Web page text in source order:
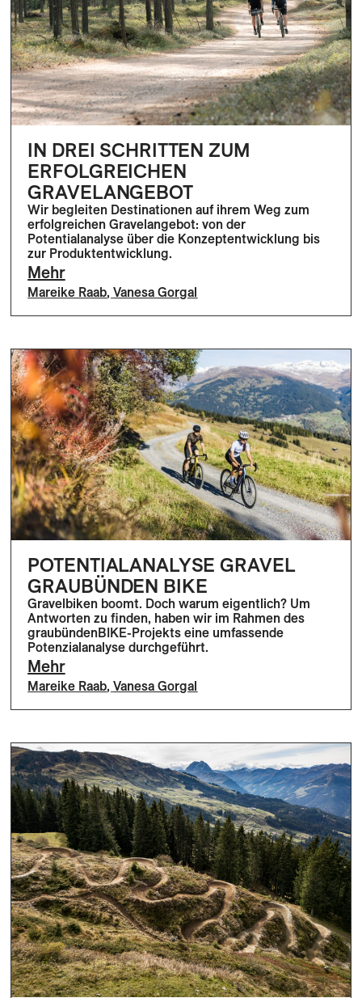
IN DREI SCHRITTEN ZUM
ERFOLGREICHEN
GRAVELANGEBOT
Wir begleiten Destinationen auf ihrem Weg zum
erfolgreichen Gravelangebot: von der
Potentialanalyse über die Konzeptentwicklung bis
zur Produktentwicklung.
Mehr
Mareike Raab,Vanesa Gorgal
POTENTIALANALYSE GRAVEL
GRAUBÜNDEN BIKE
Gravelbiken boomt. Doch warum eigentlich? Um
Antworten zu finden, haben wir im Rahmen des
graubündenBIKE-Projekts eine umfassende
Potenzialanalyse durchgeführt.
Mehr
Mareike Raab,Vanesa Gorgal